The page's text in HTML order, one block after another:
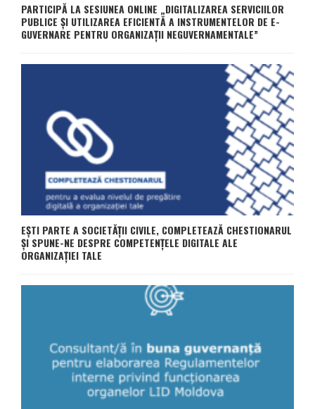
PARTICIPĂ LA SESIUNEA ONLINE „DIGITALIZAREA SERVICIILOR
PUBLICE ȘI UTILIZAREA EFICIENTĂ A INSTRUMENTELOR DE E-
GUVERNARE PENTRU ORGANIZAȚII NEGUVERNAMENTALE”
EȘTI PARTE A SOCIETĂȚII CIVILE, COMPLETEAZĂ CHESTIONARUL
ȘI SPUNE-NE DESPRE COMPETENȚELE DIGITALE ALE
ORGANIZAȚIEI TALE